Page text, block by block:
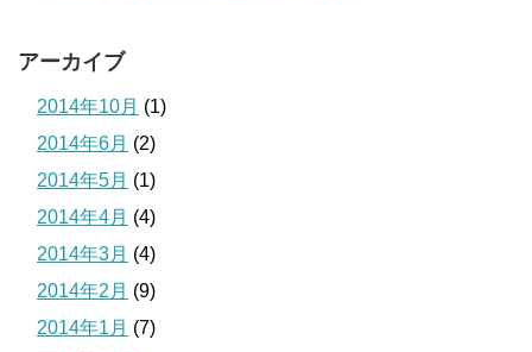
アーカイブ
2014年10月 (1)
2014年6月 (2)
2014年5月 (1)
2014年4月 (4)
2014年3月 (4)
2014年2月 (9)
2014年1月 (7)